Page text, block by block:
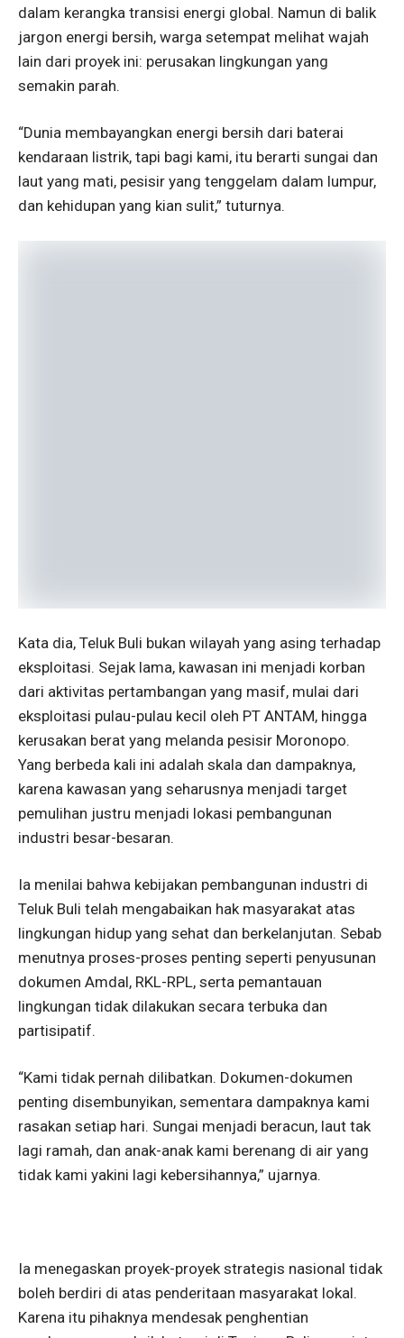
dalam kerangka transisi energi global. Namun di balik
jargon energi bersih, warga setempat melihat wajah
lain dari proyek ini: perusakan lingkungan yang
semakin parah.
“Dunia membayangkan energi bersih dari baterai
kendaraan listrik, tapi bagi kami, itu berarti sungai dan
laut yang mati, pesisir yang tenggelam dalam lumpur,
dan kehidupan yang kian sulit,” tuturnya.
Kata dia, Teluk Buli bukan wilayah yang asing terhadap
eksploitasi. Sejak lama, kawasan ini menjadi korban
dari aktivitas pertambangan yang masif, mulai dari
eksploitasi pulau-pulau kecil oleh PT ANTAM, hingga
kerusakan berat yang melanda pesisir Moronopo.
Yang berbeda kali ini adalah skala dan dampaknya,
karena kawasan yang seharusnya menjadi target
pemulihan justru menjadi lokasi pembangunan
industri besar-besaran.
Ia menilai bahwa kebijakan pembangunan industri di
Teluk Buli telah mengabaikan hak masyarakat atas
lingkungan hidup yang sehat dan berkelanjutan. Sebab
menutnya proses-proses penting seperti penyusunan
dokumen Amdal, RKL-RPL, serta pemantauan
lingkungan tidak dilakukan secara terbuka dan
partisipatif.
“Kami tidak pernah dilibatkan. Dokumen-dokumen
penting disembunyikan, sementara dampaknya kami
rasakan setiap hari. Sungai menjadi beracun, laut tak
lagi ramah, dan anak-anak kami berenang di air yang
tidak kami yakini lagi kebersihannya,” ujarnya.
Ia menegaskan proyek-proyek strategis nasional tidak
boleh berdiri di atas penderitaan masyarakat lokal.
Karena itu pihaknya mendesak penghentian